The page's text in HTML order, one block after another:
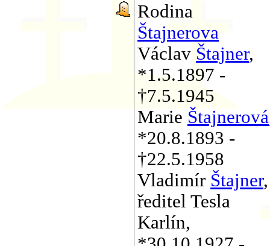
Rodina
Štajnerova
Václav Štajner,
*1.5.1897 -
†7.5.1945
Marie Štajnerová
*20.8.1893 -
†22.5.1958
Vladimír Štajner,
ředitel Tesla
Karlín,